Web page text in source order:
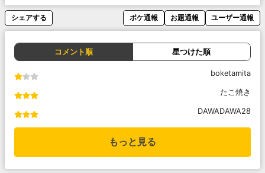
シェアする ボケ通報 お題通報 ユーザー通報
コメント順 星つけた順
boketamita
たこ焼き
DAWADAWA28
もっと見る